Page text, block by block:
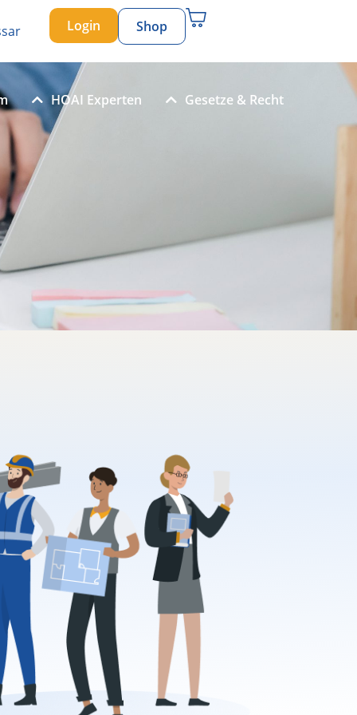
Login Shop
HOAI Experten Gesetze & Recht